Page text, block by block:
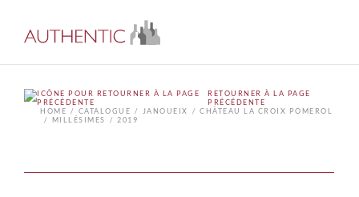
RETOURNER À LA PAGE
PRÉCÉDENTE
HOME
CATALOGUE JANOUEIX
CHÂTEAU LA CROIX POMEROL
MILLÉSIMES
2019